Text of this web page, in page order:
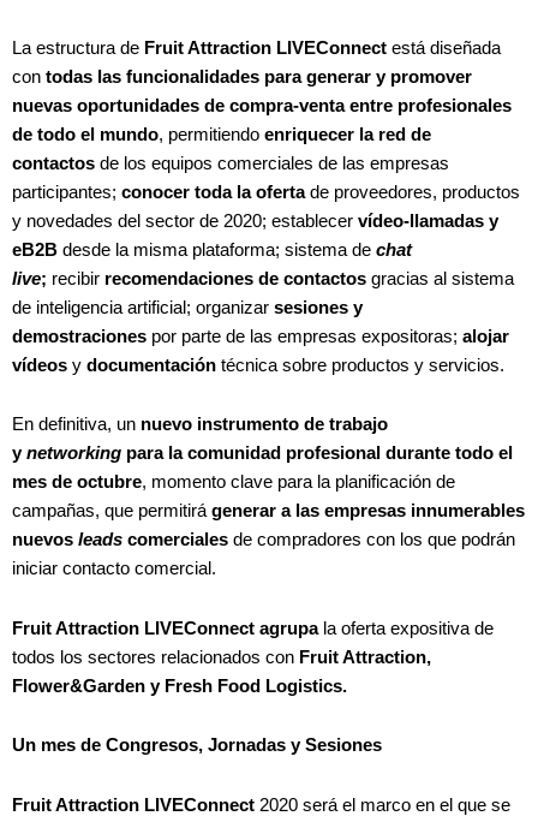
La estructura de Fruit Attraction LIVEConnect está diseñada
con todas las funcionalidades para generar y promover
nuevas oportunidades de compra-venta entre profesionales
de todo el mundo, permitiendo enriquecer la red de
contactos de los equipos comerciales de las empresas
participantes; conocer toda la ofertade proveedores, productos
y novedades del sector de 2020; establecer vídeo-llamadas y
eB2B desde la misma plataforma; sistema de chat
live; recibir recomendaciones de contactos gracias al sistema
de inteligencia artificial; organizar sesiones y
demostraciones por parte de las empresas expositoras; alojar
vídeos y documentación técnica sobre productos y servicios.
En definitiva, un nuevo instrumento de trabajo
ynetworking para la comunidad profesional durante todo el
mes de octubre, momento clave para la planificación de
campañas, que permitirágenerar a las empresas innumerables
nuevos leads comerciales de compradores con los que podrán
iniciar contacto comercial.
Fruit Attraction LIVEConnect agrupala oferta expositiva de
todos los sectores relacionados con Fruit Attraction,
Flower&Garden y Fresh Food Logistics.
Un mes de Congresos, Jornadas y Sesiones
Fruit Attraction LIVEConnect 2020 será el marco en el que se